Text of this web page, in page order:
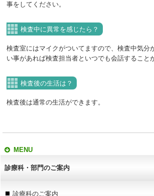
事をしてください。
検査中に異常を感じたら？
検査室にはマイクがついてますので、検査中気分
い事があれば検査担当者といつでも会話すること
検査後の生活は？
検査後は通常の生活ができます。
MENU
診療科・部門のご案内
診療科のご案内